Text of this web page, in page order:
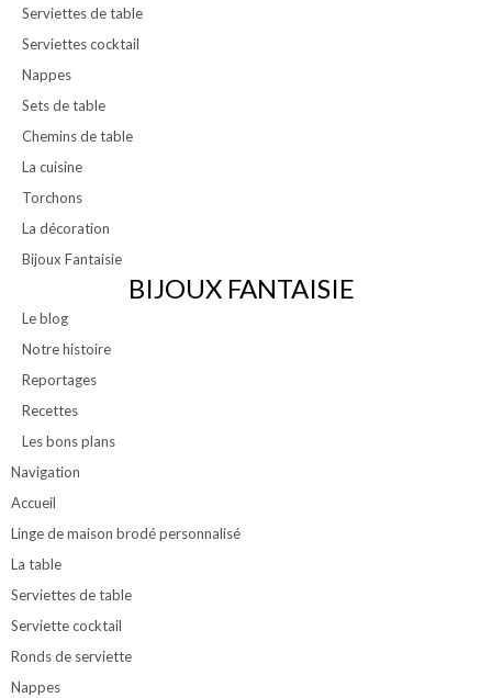
Serviettes de table
Serviettes cocktail
Nappes
Sets de table
Chemins de table
La cuisine
Torchons
La décoration
Bijoux Fantaisie
BIJOUX FANTAISIE
Le blog
Notre histoire
Reportages
Recettes
Les bons plans
Navigation
Accueil
Linge de maison brodé personnalisé
La table
Serviettes de table
Serviette cocktail
Ronds de serviette
Nappes